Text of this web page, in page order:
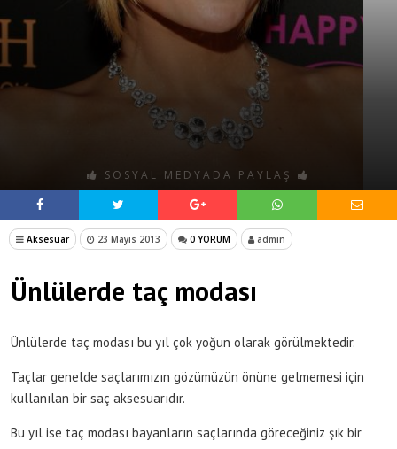
SOSYAL MEDYADA PAYLAŞ
Aksesuar 23 Mayıs 2013 0 YORUM admin
Ünlülerde taç modası
Ünlülerde taç modası bu yıl çok yoğun olarak görülmektedir.
Taçlar genelde saçlarımızın gözümüzün önüne gelmemesi için
kullanılan bir saç aksesuarıdır.
Bu yıl ise taç modası bayanların saçlarında göreceğiniz şık bir